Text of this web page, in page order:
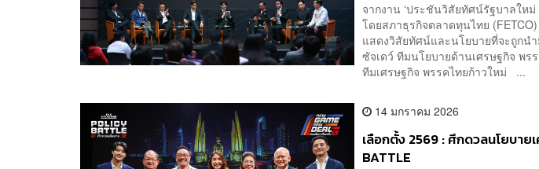
จากงาน ‘ประชันวิสัยทัศน์รัฐบาลให
โดยสภาธุรกิจตลาดทุนไทย
แสดงวิสัยทัศน์และนโยบายที่จะถูกน
ซัจเดว์ ทีมนโยบายด้านเศรษฐกิจ พ
ทีมเศรษฐกิจ พรรคไทยก้าวใหม่ ...
14 มกราคม 2026
เลือกตั้ง 2569 : ศึกดวลนโยบาย
BATTLE